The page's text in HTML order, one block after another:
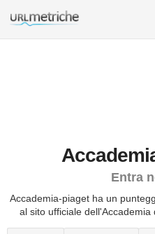
Entra
Accademia-piaget ha un
al sito ufficiale